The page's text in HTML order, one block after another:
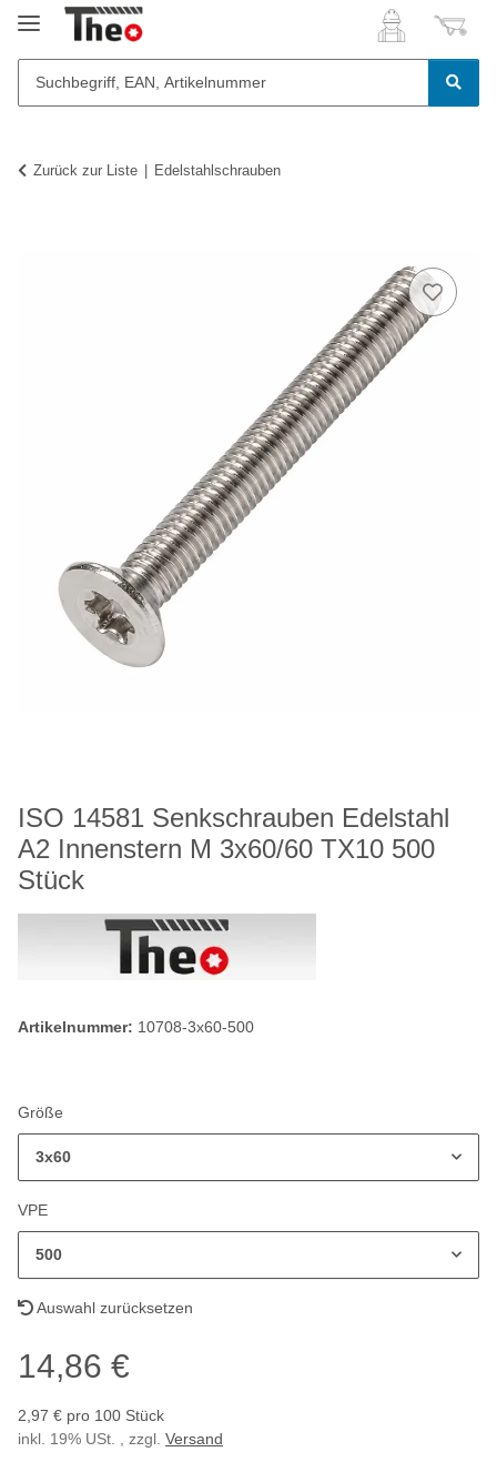
Zurück zur Liste Edelstahlschrauben
ISO 14581 Senkschrauben Edelstahl
A2 Innenstern M 3x60/60 TX10 500
Stück
Artikelnummer: 10708-3x60-500
Größe
3x60
VPE
500
Auswahl zurücksetzen
14,86 €
2,97 € pro 100 Stück
inkl. 19% USt. , zzgl. Versand